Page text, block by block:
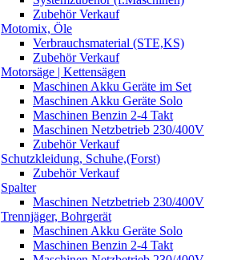
Zubehör Verkauf
Motomix, Öle
Verbrauchsmaterial (STE,KS)
Zubehör Verkauf
Motorsäge | Kettensägen
Maschinen Akku Geräte im Set
Maschinen Akku Geräte Solo
Maschinen Benzin 2-4 Takt
Maschinen Netzbetrieb 230/400V
Zubehör Verkauf
Schutzkleidung, Schuhe,(Forst)
Zubehör Verkauf
Spalter
Maschinen Netzbetrieb 230/400V
Trennjäger, Bohrgerät
Maschinen Akku Geräte Solo
Maschinen Benzin 2-4 Takt